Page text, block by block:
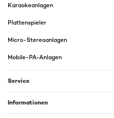
Karaokeanlagen
Plattenspieler
Micro-Stereoanlagen
Mobile-PA-Anlagen
Service
Informationen